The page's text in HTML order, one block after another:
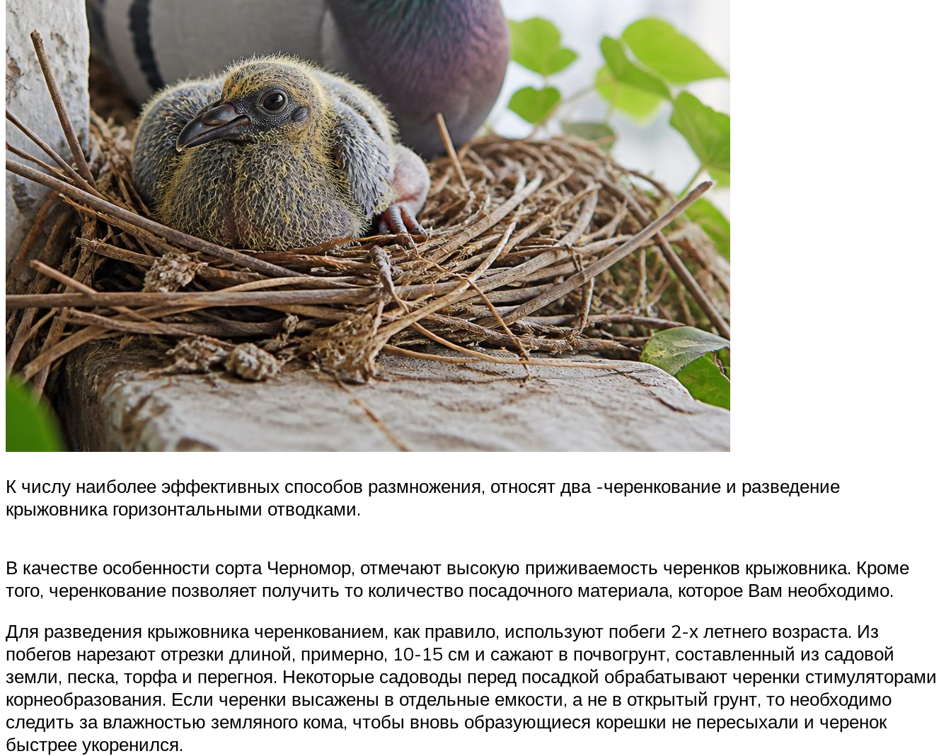
К числу наиболее эффективных способов размножения, относят два -черенкование и разведение
крыжовника горизонтальными отводками.
В качестве особенности сорта Черномор, отмечают высокую приживаемость черенков крыжовника. Кроме
того, черенкование позволяет получить то количество посадочного материала, которое Вам необходимо.
Для разведения крыжовника черенкованием, как правило, используют побеги 2-х летнего возраста. Из
побегов нарезают отрезки длиной, примерно, 10-15 см и сажают в почвогрунт, составленный из садовой
земли, песка, торфа и перегноя. Некоторые садоводы перед посадкой обрабатывают черенки стимуляторами
корнеобразования. Если черенки высажены в отдельные емкости, а не в открытый грунт, то необходимо
следить за влажностью земляного кома, чтобы вновь образующиеся корешки не пересыхали и черенок
быстрее укоренился.